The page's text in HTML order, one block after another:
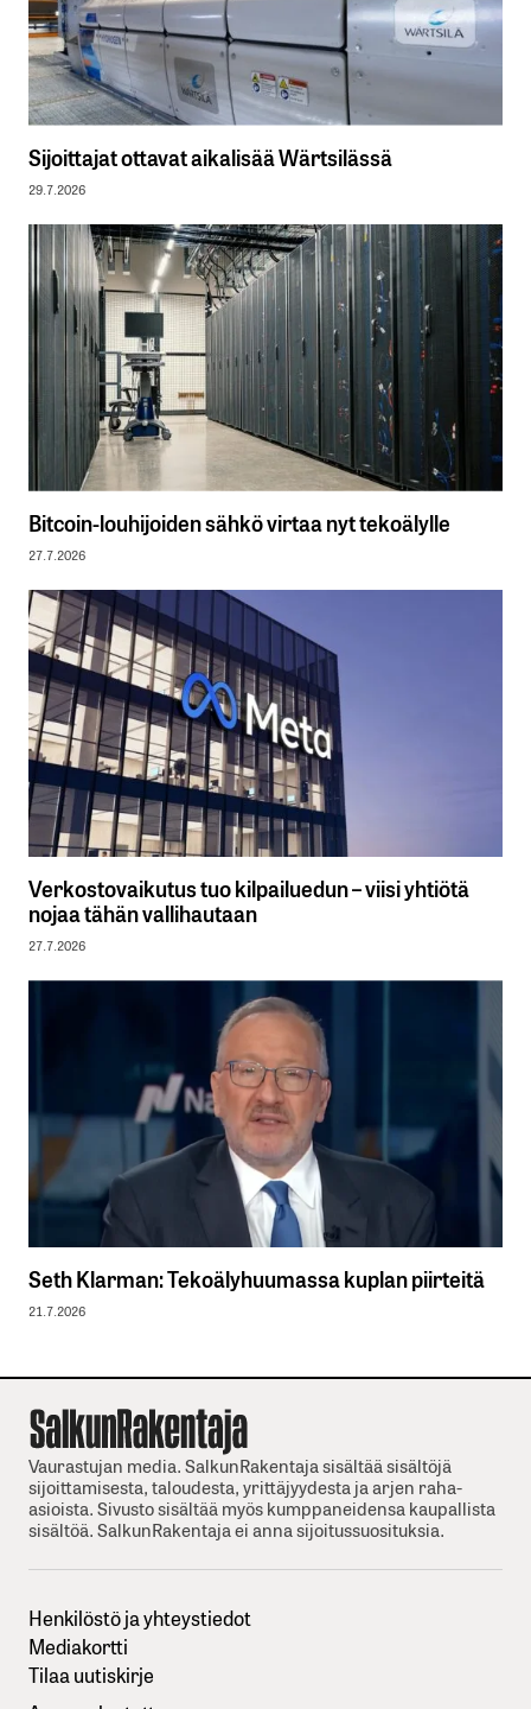
Sijoittajat ottavat aikalisää Wärtsilässä
29.7.2026
Bitcoin-louhijoiden sähkö virtaa nyt tekoälylle
27.7.2026
Verkostovaikutus tuo kilpailuedun – viisi yhtiötä
nojaa tähän vallihautaan
27.7.2026
Seth Klarman: Tekoälyhuumassa kuplan piirteitä
21.7.2026
Vaurastujan media. SalkunRakentaja sisältää sisältöjä
sijoittamisesta, taloudesta, yrittäjyydesta ja arjen raha-
asioista. Sivusto sisältää myös kumppaneidensa kaupallista
sisältöä. SalkunRakentaja ei anna sijoitussuosituksia.
Henkilöstö ja yhteystiedot
Mediakortti
Tilaa uutiskirje